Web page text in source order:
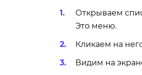
Открываем
Это меню.
Кликаем на
Видим на